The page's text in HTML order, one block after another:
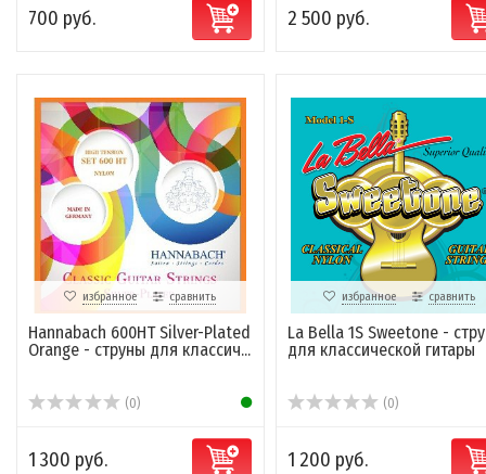
700 руб. 2 500 руб.
избранное сравнить
Hannabach 600HT Silver-Plated
Orange - струны для классич...
(0)
1 300 руб.
избранное сравнить
La Bella 1S Sweetone -
для классической гитары
(0)
1 200 руб.